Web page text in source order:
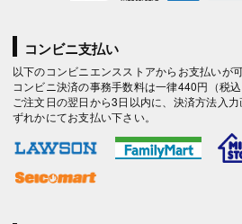
コンビニ支払い
以下のコンビニエンスストアからお支払いが可
コンビニ決済の事務手数料は一律440円（税込
ご注文日の翌日から3日以内に、決済方法入
ずれかにてお支払い下さい。